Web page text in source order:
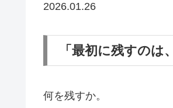
2026.01.26
「最初に残すのは
何を残すか。